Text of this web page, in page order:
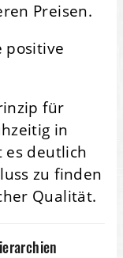
Preisen.
positive
für
in
es deutlich
zu finden
Qualität.